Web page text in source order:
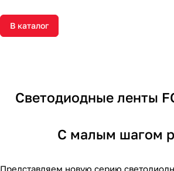
В каталог
Светодиодные ленты
С малым шагом
Представляем новую серию